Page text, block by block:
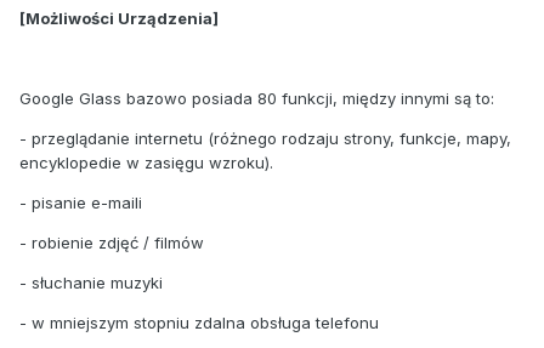
[Możliwości Urządzenia]
Google Glass bazowo posiada 80 funkcji, między innymi są to:
- przeglądanie internetu (różnego rodzaju strony, funkcje, mapy,
encyklopedie w zasięgu wzroku).
- pisanie e-maili
- robienie zdjęć / filmów
- słuchanie muzyki
- w mniejszym stopniu zdalna obsługa telefonu